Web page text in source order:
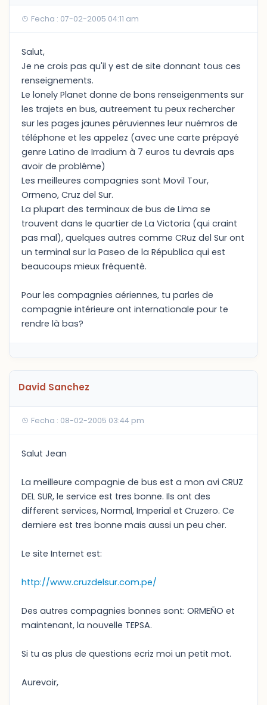
Fecha : 07-02-2005 04:11 am
Salut,
Je ne crois pas qu'il y est de site donnant tous ces
renseignements.
Le lonely Planet donne de bons renseigenments sur
les trajets en bus, autreement tu peux rechercher
sur les pages jaunes péruviennes leur nuémros de
téléphone et les appelez (avec une carte prépayé
genre Latino de Irradium à 7 euros tu devrais aps
avoir de probléme)
Les meilleures compagnies sont Movil Tour,
Ormeno, Cruz del Sur.
La plupart des terminaux de bus de Lima se
trouvent dans le quartier de La Victoria (qui craint
pas mal), quelques autres comme CRuz del Sur ont
un terminal sur la Paseo de la Républica qui est
beaucoups mieux fréquenté.
Pour les compagnies aériennes, tu parles de
compagnie intérieure ont internationale pour te
rendre là bas?
David Sanchez
Fecha : 08-02-2005 03:44 pm
Salut Jean
La meilleure compagnie de bus est a mon avi CRUZ
DEL SUR, le service est tres bonne. Ils ont des
different services, Normal, Imperial et Cruzero. Ce
derniere est tres bonne mais aussi un peu cher.
Le site Internet est:
http://www.cruzdelsur.com.pe/
Des autres compagnies bonnes sont: ORMEÑO et
maintenant, la nouvelle TEPSA.
Si tu as plus de questions ecriz moi un petit mot.
Aurevoir,